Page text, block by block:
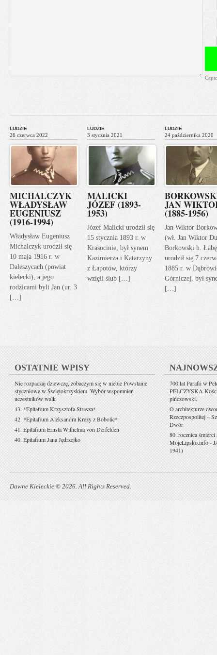
LUDZIE
26 czerwca 2022
MICHALCZYK
WŁADYSŁAW
EUGENIUSZ
(1916-1994)
Władysław Eugeniusz
Michalczyk urodził się
10 maja 1916 r. w
Daleszycach (powiat
kielecki), a jego
rodzicami byli Jan (ur. 3
[…]
LUDZIE
3 stycznia 2021
MALICKI
JÓZEF (1893-
1953)
Józef Malicki urodził się
15 stycznia 1893 r. w
Krasocinie, był synem
Kazimierza i Katarzyny
z Łapotów, którzy
wzięli ślub […]
LUDZIE
24 października 2020
JAN
(1885-1956)
Jan Wiktor
(wł. Jan Wiktor
Borkowski h.
urodził się 7
1885 r. w
Górniczej, był
[…]
OSTATNIE WPISY
Nie rozpaczaj dziewczę, zobaczym się w niebie Powstanie
styczniowe w Świętokrzyskiem. Wybór wspomnień
uczestników walk
43. *Epitafium Krzysztofa Strasza*
42. *Epitafium Aleksandra Krezy z Bobolic*
41. Epitafium Ernsta Wilhelma von Derfelden
40. Epitafium Jana Jędrzejko
700 lat Parafii w
PEŁCZYSKA
pińczowski.
O architekturze
Rzeczpospolitej –
Dwór
80. rocznica
MojeLipsko.info-
1941)
Dawne Kieleckie © 2026. All Rights Reserved.